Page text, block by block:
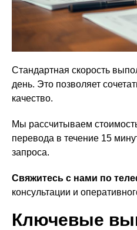
Стандартная скорость
день. Это позволяет
качество.
Мы рассчитываем
перевода в течение 15
запроса.
Свяжитесь с нами по
консультации и
Ключевые